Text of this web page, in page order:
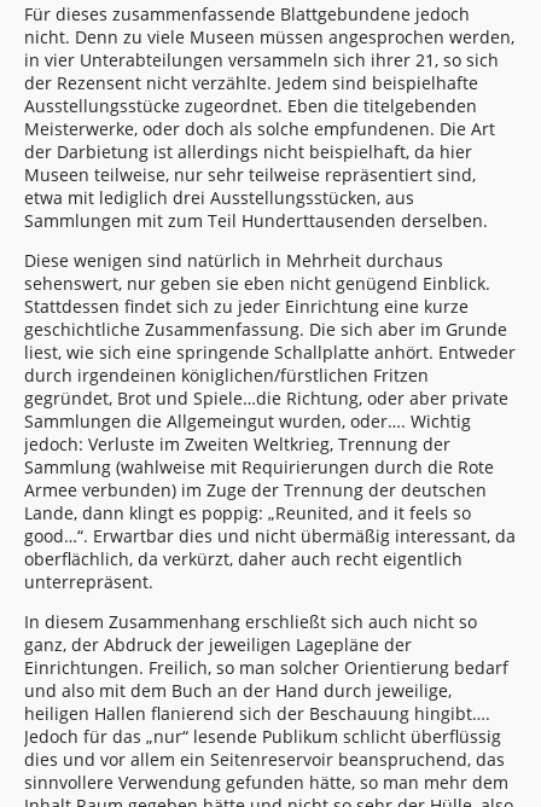
Für dieses zusammenfassende Blattgebundene jedoch
nicht. Denn zu viele Museen müssen angesprochen werden,
in vier Unterabteilungen versammeln sich ihrer 21, so sich
der Rezensent nicht verzählte. Jedem sind beispielhafte
Ausstellungsstücke zugeordnet. Eben die titelgebenden
Meisterwerke, oder doch als solche empfundenen. Die Art
der Darbietung ist allerdings nicht beispielhaft, da hier
Museen teilweise, nur sehr teilweise repräsentiert sind,
etwa mit lediglich drei Ausstellungsstücken, aus
Sammlungen mit zum Teil Hunderttausenden derselben.
Diese wenigen sind natürlich in Mehrheit durchaus
sehenswert, nur geben sie eben nicht genügend Einblick.
Stattdessen findet sich zu jeder Einrichtung eine kurze
geschichtliche Zusammenfassung. Die sich aber im Grunde
liest, wie sich eine springende Schallplatte anhört. Entweder
durch irgendeinen königlichen/fürstlichen Fritzen
gegründet, Brot und Spiele…die Richtung, oder aber private
Sammlungen die Allgemeingut wurden, oder…. Wichtig
jedoch: Verluste im Zweiten Weltkrieg, Trennung der
Sammlung (wahlweise mit Requirierungen durch die Rote
Armee verbunden) im Zuge der Trennung der deutschen
Lande, dann klingt es poppig: „Reunited, and it feels so
good…“. Erwartbar dies und nicht übermäßig interessant, da
oberflächlich, da verkürzt, daher auch recht eigentlich
unterrepräsent.
In diesem Zusammenhang erschließt sich auch nicht so
ganz, der Abdruck der jeweiligen Lagepläne der
Einrichtungen. Freilich, so man solcher Orientierung bedarf
und also mit dem Buch an der Hand durch jeweilige,
heiligen Hallen flanierend sich der Beschauung hingibt….
Jedoch für das „nur“ lesende Publikum schlicht überflüssig
dies und vor allem ein Seitenreservoir beanspruchend, das
sinnvollere Verwendung gefunden hätte, so man mehr dem